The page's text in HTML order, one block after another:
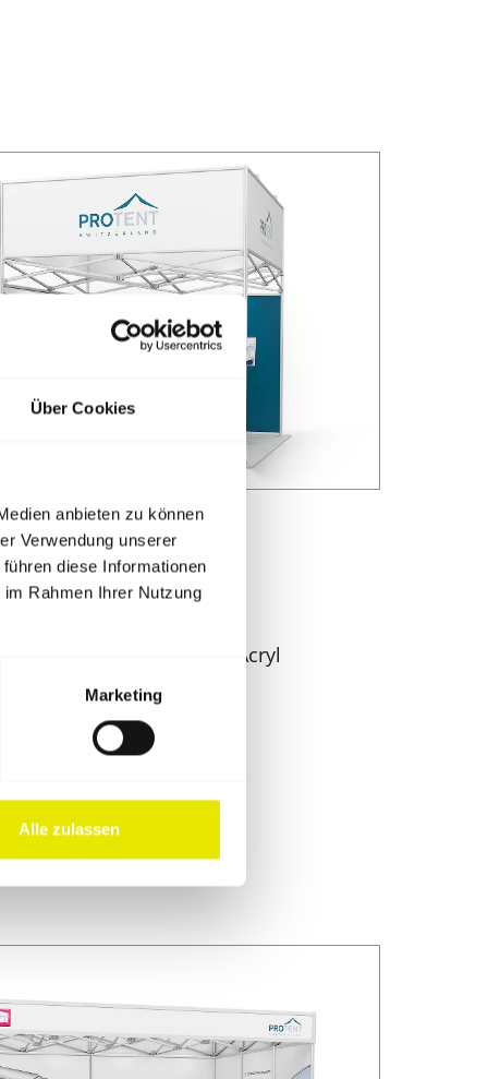
Über Cookies
anbieten zu können
Verwendung unserer
diese Informationen
Rahmen Ihrer Nutzung
Marketing
Alle zulassen
m
Forex, transparentes Acryl